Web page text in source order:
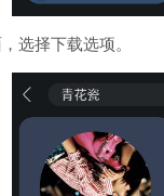
选择下载选项。